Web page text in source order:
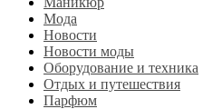
Мода
Новости
Новости моды
Оборудование и техника
Отдых и путешествия
Парфюм